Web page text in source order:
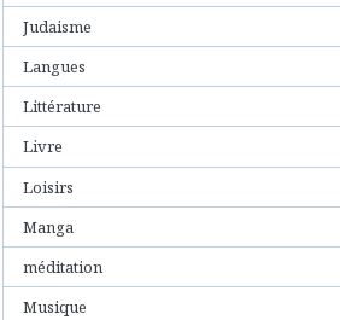
Judaisme
Langues
Littérature
Livre
Loisirs
Manga
méditation
Musique